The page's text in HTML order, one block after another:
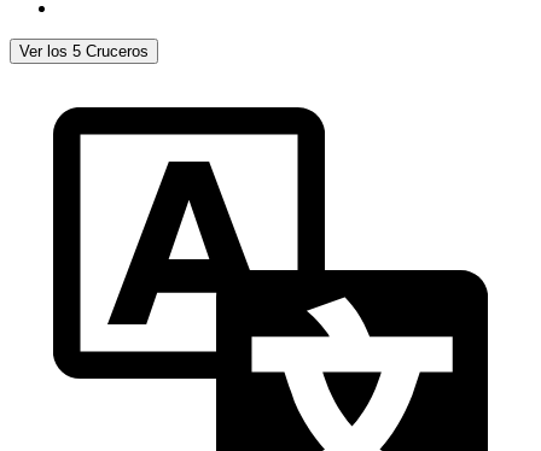
Ver los 5 Cruceros